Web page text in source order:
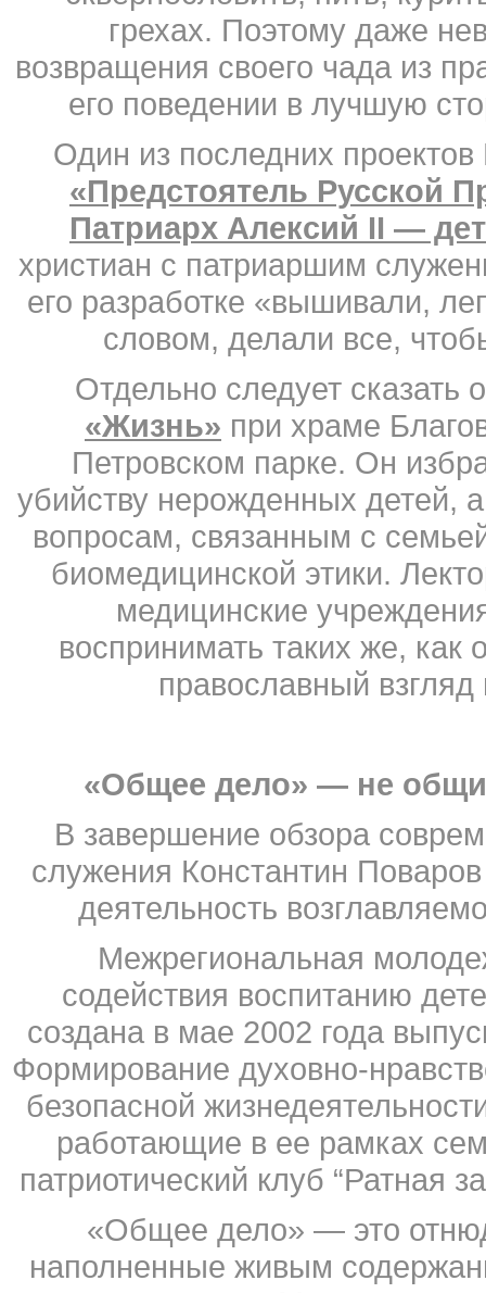
грехах. Поэтому даже
возвращения своего чада из
его поведении в лучшую
Один из последних
«Предстоятель Русской
Патриарх Алексий II —
христиан с патриаршим
его разработке «вышивали,
словом, делали все,
Отдельно следует сказать
«Жизнь» при храме
Петровском парке. Он
убийству нерожденных детей,
вопросам, связанным с
биомедицинской этики.
медицинские
воспринимать таких же,
православный
«Общее дело» — не
В завершение обзора
служения Константин
деятельность
Межрегиональная
содействия воспитанию
создана в мае 2002 года
Формирование духовно-
безопасной
работающие в ее рамках
патриотический клуб “Ратная
«Общее дело» — это
наполненные живым